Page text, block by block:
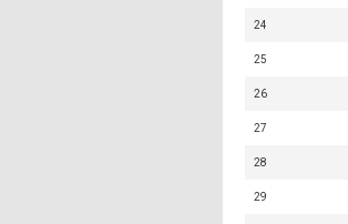
24
25
26
27
28
29